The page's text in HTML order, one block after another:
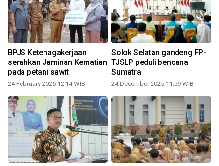
BPJS Ketenagakerjaan
serahkan Jaminan Kematian
pada petani sawit
24 February 2026 12:14 WIB
Solok Selatan gandeng FP-
TJSLP peduli bencana
Sumatra
24 December 2025 11:59 WIB